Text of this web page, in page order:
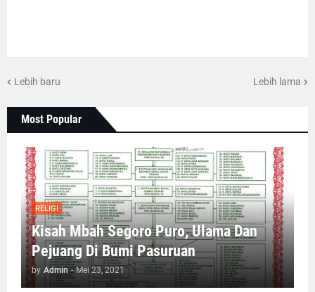
Lebih baru Lebih lama
Most Popular
RELIGI
Kisah Mbah Segoro Puro, Ulama Dan
Pejuang Di Bumi Pasuruan
by Admin - Mei 23, 2021